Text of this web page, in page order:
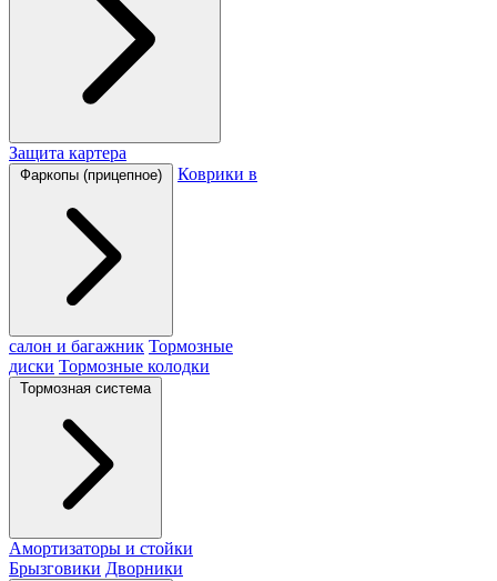
Защита картера
Фаркопы (прицепное) Коврики в
салон и багажник Тормозные
диски Тормозные колодки
Тормозная система
Амортизаторы и стойки
Брызговики Дворники